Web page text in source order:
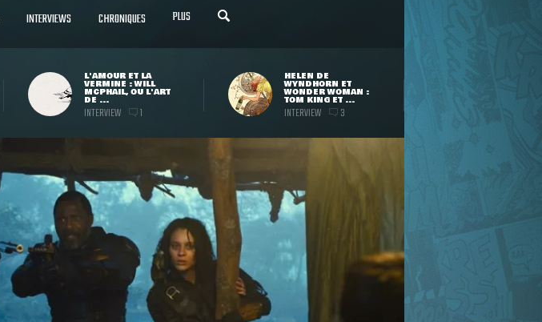
INTERVIEWS CHRONIQUES PLUS
L'AMOUR ET LA
VERMINE : WILL
MCPHAIL, OU L'ART
DE ...
INTERVIEW 1
HELEN DE
WYNDHORN ET
WONDER WOMAN :
TOM KING ET ...
INTERVIEW 3